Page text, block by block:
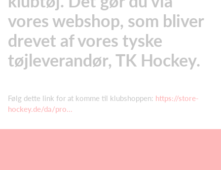
vores webshop, som bliver
drevet af vores tyske
tøjleverandør, TK Hockey.
Følg dette link for at komme til klubshoppen: https://store-
hockey.de/da/pro...